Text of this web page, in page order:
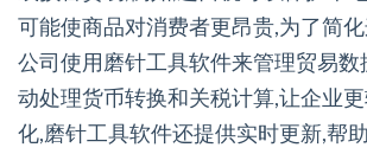
可能使商品对消费者更昂贵,为了简
公司使用磨针工具软件来管理贸易数
动处理货币转换和关税计算,让企业
化,磨针工具软件还提供实时更新,帮